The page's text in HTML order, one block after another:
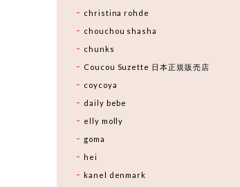
christina rohde
chouchou shasha
chunks
Coucou Suzette 日本正規販売店
coycoya
daily bebe
elly molly
goma
hei
kanel denmark